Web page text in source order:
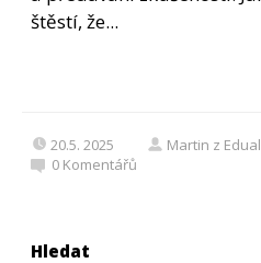
štěstí, že...
20.5. 2025 Martin z
0 Komentářů
Hledat